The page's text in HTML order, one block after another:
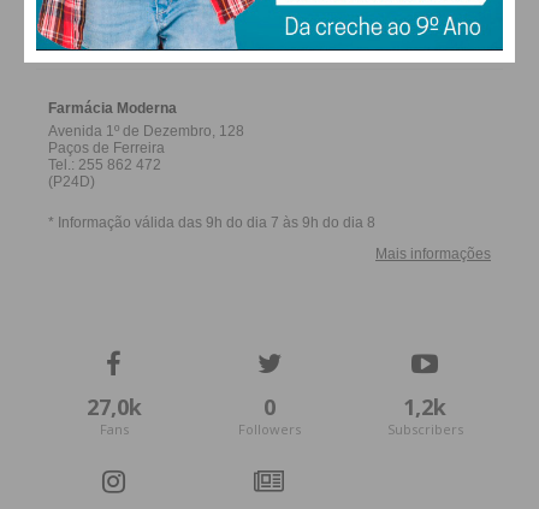
FERREIRA
27,0k
Fans
0
Followers
1,2k
Subscribers